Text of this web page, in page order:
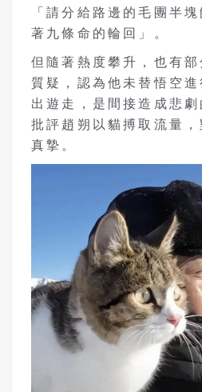
「請分給路邊的毛團半
著九條命的輪回」。
但隨著熱度攀升，也有
質疑，認為他未替悟空
出遊走，是間接造成悲劇
批評趙朔以貓搏取流量
真摯。